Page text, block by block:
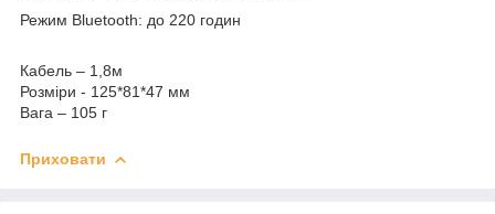
Режим Bluetooth: до 220 годин
Кабель – 1,8м
Розміри - 125*81*47 мм
Вага – 105 г
Приховати